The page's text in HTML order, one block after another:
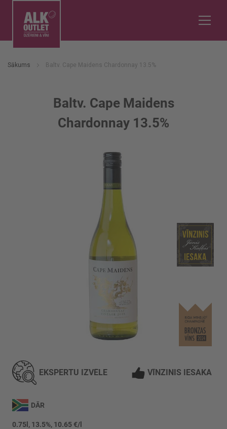
Sākums Baltv. Cape Maidens Chardonnay 13.5%
Baltv. Cape Maidens
Chardonnay 13.5%
uz
galerijas
sākumu
EKSPERTU IZVĒLE VĪNZINIS IESAKA
DĀR
0.75l, 13.5%, 10.65 €/l